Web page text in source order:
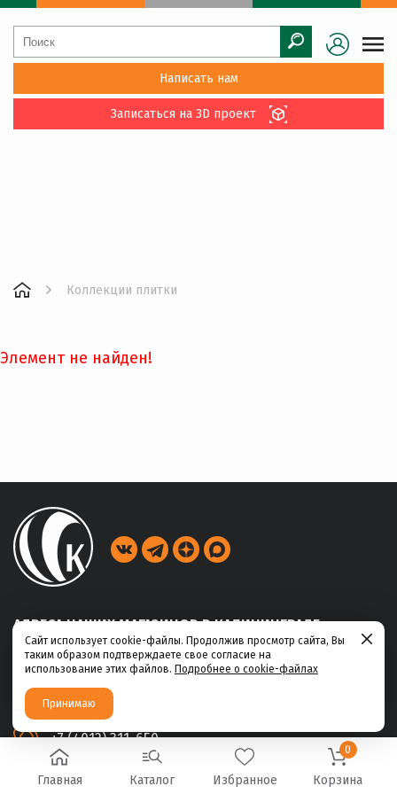
Написать нам
Записаться на 3D проект
Коллекции плитки
Элемент не найден!
АДРЕСА НАШИХ МАГАЗИНОВ В КАЛИНИНГРАДЕ
ул. Габайдулина, 39
+7 (4012) 311-456
ул. Ю.Маточкина, 2а
+7 (4012) 311-650
Главная Каталог Избранное
0
Корзина
Сайт использует cookie-файлы. Продолжив просмотр сайта, Вы
таким образом подтверждаете свое согласие на
использование этих файлов. Подробнее о cookie-файлах
Принимаю